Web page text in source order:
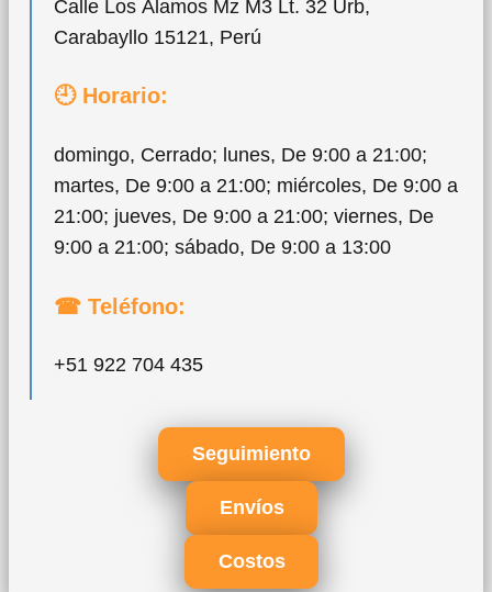
Calle Los Álamos Mz M3 Lt. 32 Urb,
Carabayllo 15121, Perú
🕘 Horario:
domingo, Cerrado; lunes, De 9:00 a 21:00;
martes, De 9:00 a 21:00; miércoles, De 9:00 a
21:00; jueves, De 9:00 a 21:00; viernes, De
9:00 a 21:00; sábado, De 9:00 a 13:00
☎ Teléfono:
+51 922 704 435
Seguimiento
Envíos
Costos